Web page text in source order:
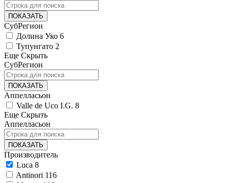
ПОКАЗАТЬ
СубРегион
Долина Уко 6
Тупунгато 2
Еще Скрыть
СубРегион
ПОКАЗАТЬ
Аппелласьон
Valle de Uco I.G. 8
Еще Скрыть
Аппелласьон
ПОКАЗАТЬ
Производитель
Luca 8
Antinori 116